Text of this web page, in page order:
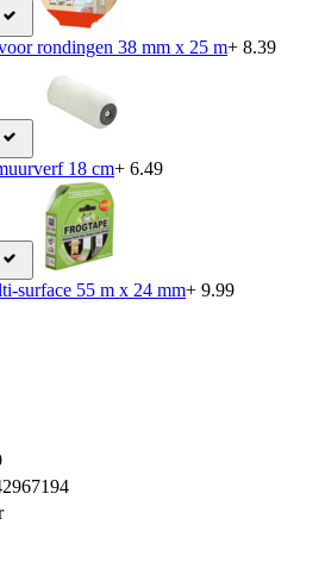
rondingen 38 mm x 25 m+ 8.39
18 cm+ 6.49
surface 55 m x 24 mm+ 9.99